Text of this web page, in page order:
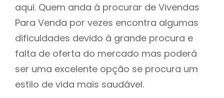
aqui. Quem anda à procurar de Vivendas
Para Venda por vezes encontra algumas
dificuldades devido à grande procura e
falta de oferta do mercado mas poderá
ser uma excelente opção se procura um
estilo de vida mais saudável.